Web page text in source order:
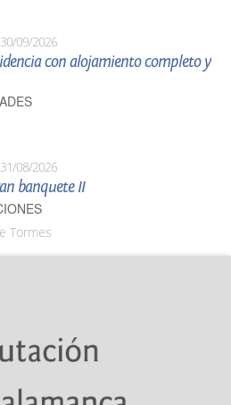
30/09/2026
con alojamiento completo y
31/08/2026
banquete II
Tormes